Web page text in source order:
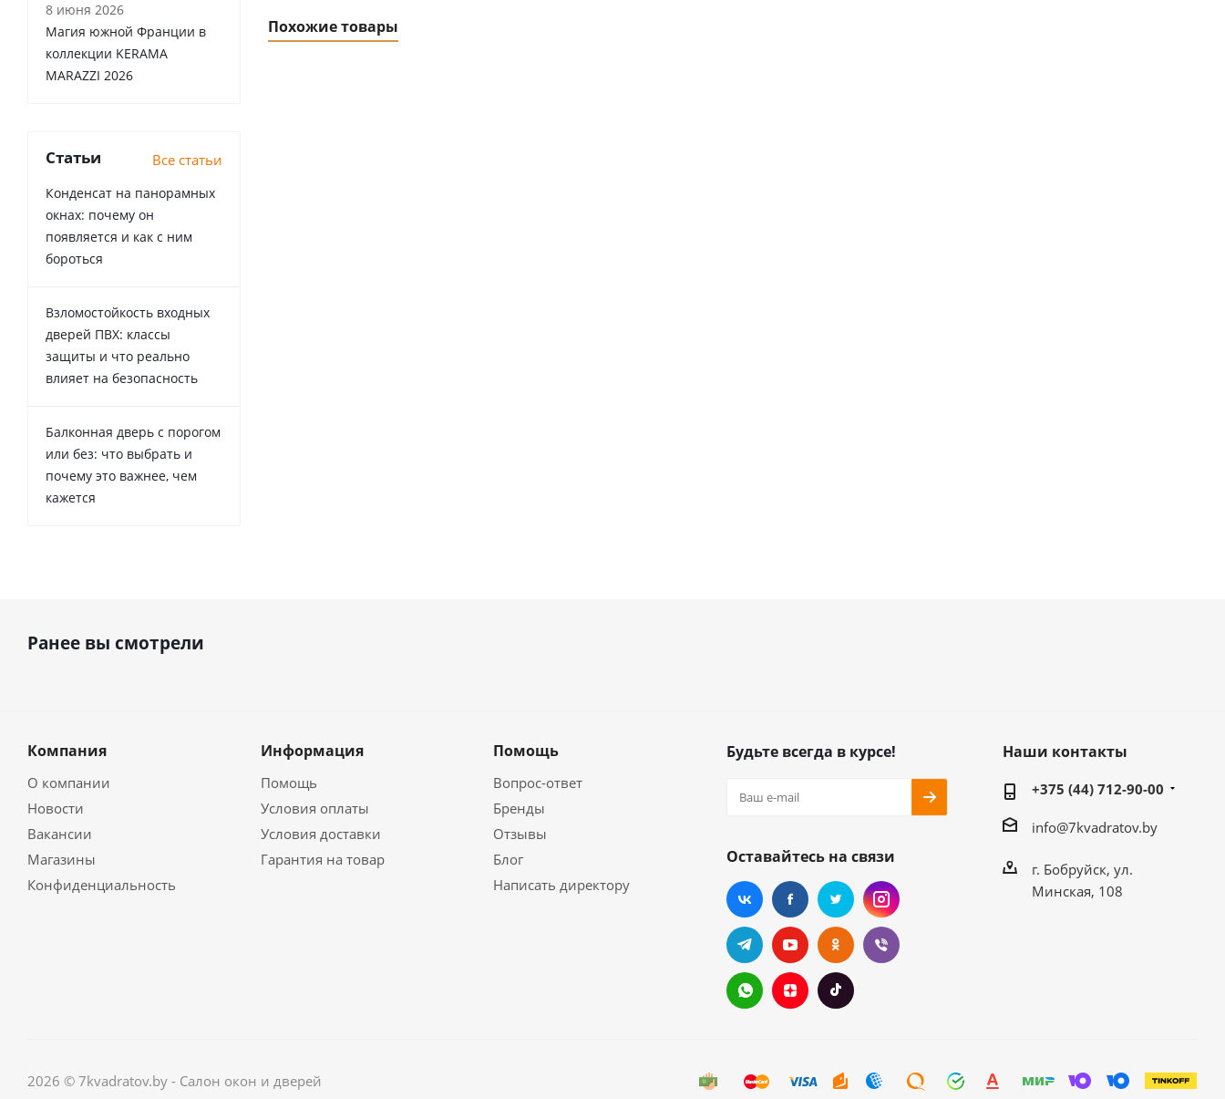
Похожие товары
8 июня 2026
Магия южной Франции в
коллекции KERAMA
MARAZZI 2026
Статьи Все статьи
Конденсат на панорамных
окнах: почему он
появляется и как с ним
бороться
Взломостойкость входных
дверей ПВХ: классы
защиты и что реально
влияет на безопасность
Балконная дверь с порогом
или без: что выбрать и
почему это важнее, чем
кажется
Ранее вы смотрели
Компания
О компании
Новости
Вакансии
Магазины
Конфиденциальность
Информация
Помощь
Условия оплаты
Условия доставки
Гарантия на товар
Помощь
Вопрос-ответ
Бренды
Отзывы
Блог
Написать директору
Будьте всегда в курсе!
Оставайтесь на связи
Наши контакты
+375 (44) 712-90-00
info@7kvadratov.by
г. Бобруйск, ул.
Минская, 108
2026 © 7kvadratov.by - Салон окон и дверей